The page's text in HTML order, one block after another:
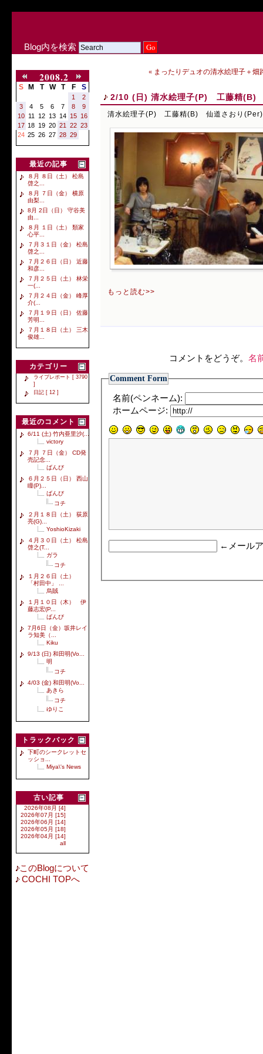
Blog内を検索
2008.2
S M T W T F S
1
2
3
4 5 6 7 8
9
10 11 12 13 14 15 16
17 18 19 20 21 22 23
24 25 26 27 28 29
最近の記事
８月 ８日（土） 松島
啓之...
８月 ７日（金） 横原
由梨...
8月 2日（日） 守谷美
由...
８月 １日（土） 類家
心平...
７月３１日（金） 松島
啓之...
７月２６日（日） 近藤
和彦...
７月２５日（土） 林栄
一(...
７月２４日（金） 峰厚
介(...
７月１９日（日） 佐藤
芳明...
７月１８日（土） 三木
俊雄...
カテゴリー
ライブレポート [ 3790
]
日記 [ 12 ]
最近のコメント
6/11 (土) 竹内亜里沙(...
victory
７月 ７日（金） CD発
売記念...
ばんび
６月２５日（日） 西山
瞳(P)...
ばんび
コチ
２月１８日（土） 荻原
亮(G)...
YoshioKizaki
４月３０日（土） 松島
啓之(T...
ガラ
コチ
１月２６日（土）
「村田中」 ...
烏賊
１月１０日（木） 伊
藤志宏(P...
ばんび
7月6日（金）坂井レイ
ラ知美（...
Kiku
9/13 (日) 和田明(Vo...
明
コチ
4/03 (金) 和田明(Vo...
あきら
コチ
ゆりこ
トラックバック
下町のシークレットセ
ッショ...
Miya\'s News
古い記事
2026年08月 [4]
2026年07月 [15]
2026年06月 [14]
2026年05月 [18]
2026年04月 [14]
all
このBlogについて
COCHI TOPへ
« まったりデュオの清水絵理子＋畑
2/10 (日) 清水絵理子(P) 工藤精(B)
清水絵理子(P) 工藤精(B) 仙道さおり(Per)
もっと読む>>
コメントをどうぞ。 名
Comment Form
名前(ペンネーム):
ホームページ:
←メール